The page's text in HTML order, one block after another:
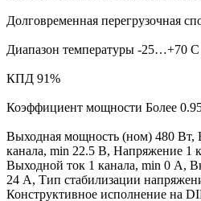
Долговременная перегрузочная
Диапазон температуры -25…+70 С
КПД 91%
Коэффициент мощности Более
Выходная мощность (ном) 480 Вт,
канала, min 22.5 В, Напряжение 1
Выходной ток 1 канала, min 0 А,
24 А, Тип стабилизации
Конструктивное исполнение на